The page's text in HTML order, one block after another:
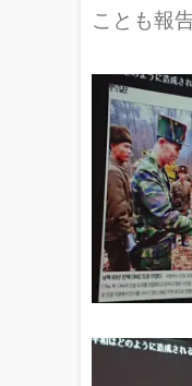
ことも報